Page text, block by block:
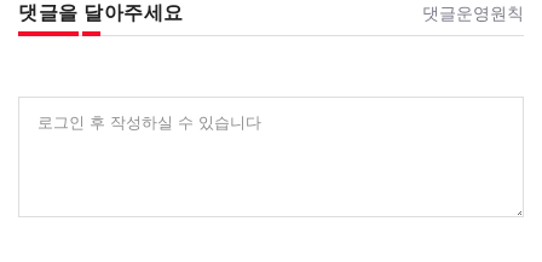
댓글을 달아주세요 댓글운영원칙
로그인 후 작성하실 수 있습니다